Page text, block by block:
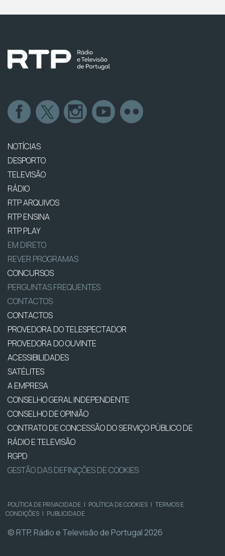
NOTÍCIAS
DESPORTO
TELEVISÃO
RÁDIO
RTP ARQUIVOS
RTP ENSINA
RTP PLAY
EM DIRETO
REVER PROGRAMAS
CONCURSOS
PERGUNTAS FREQUENTES
CONTACTOS
CONTACTOS
PROVEDORA DO TELESPECTADOR
PROVEDORA DO OUVINTE
ACESSIBILIDADES
SATÉLITES
A EMPRESA
CONSELHO GERAL INDEPENDENTE
CONSELHO DE OPINIÃO
CONTRATO DE CONCESSÃO DO SERVIÇO PÚBLICO DE
RÁDIO E TELEVISÃO
RGPD
GESTÃO DAS DEFINIÇÕES DE COOKIES
POLÍTICA DE PRIVACIDADE | POLÍTICA DE COOKIES | TERMOS E
CONDIÇÕES | PUBLICIDADE
© RTP, Rádio e Televisão de Portugal 2026